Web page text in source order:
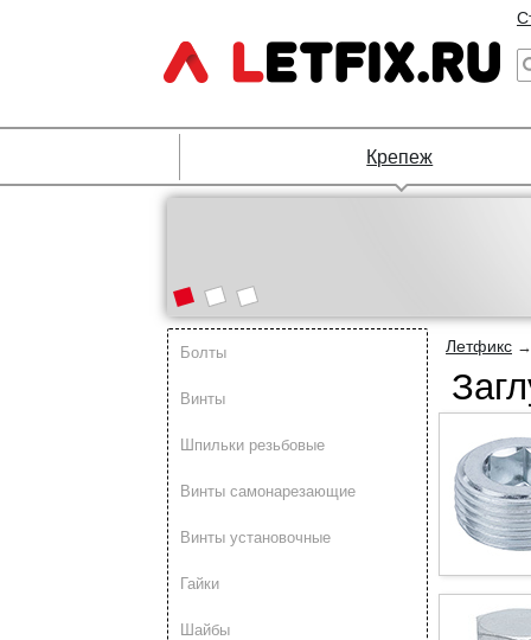
Крепеж
Болты
Винты
Шпильки резьбовые
Винты самонарезающие
Винты установочные
Гайки
Шайбы
Летфикс